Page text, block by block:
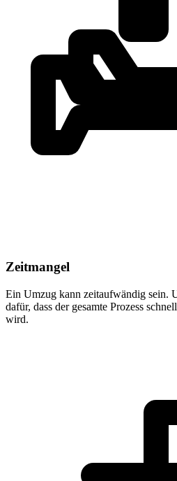
Zeitmangel
Ein Umzug kann zeitaufwändig sein.
dafür, dass der gesamte Prozess
wird.